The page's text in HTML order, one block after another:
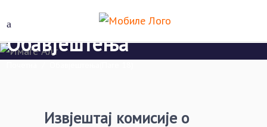
Обавјештења
Извјештај комисије о